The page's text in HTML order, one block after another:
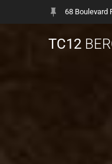
68 Boulevard
TC12